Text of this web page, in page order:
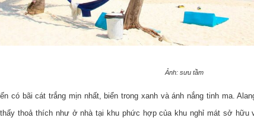
Ảnh: sưu tầm
có bãi cát trắng mịn nhất, biển trong xanh và ánh nắng tinh ma.
thoả thích như ở nhà tại khu phức hợp của khu nghỉ mát sở hữu